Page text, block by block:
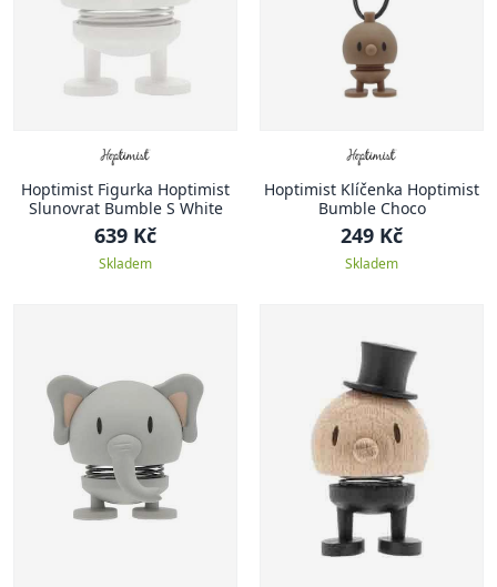
Hoptimist Figurka Hoptimist
Slunovrat Bumble S White
639 Kč
Skladem
Hoptimist Klíčenka Hoptimist
Bumble Choco
249 Kč
Skladem